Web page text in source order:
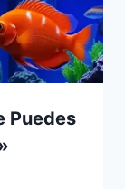
Puedes